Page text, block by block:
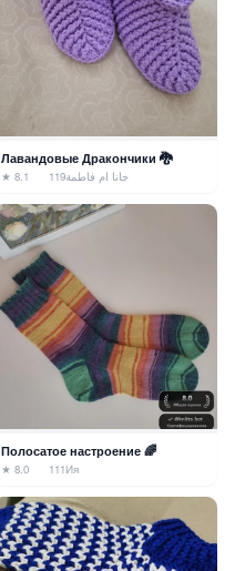
Лавандовые Дракончики 🐉
★ 8.1 119جانا ام فاطمة
Полосатое настроение 🌈
★ 8.0 111Ия